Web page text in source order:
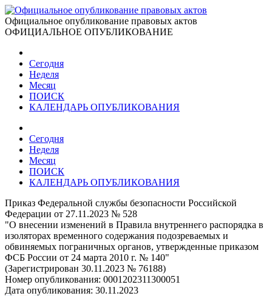
Официальное опубликование правовых актов
ОФИЦИАЛЬНОЕ ОПУБЛИКОВАНИЕ
Сегодня
Неделя
Месяц
ПОИСК
КАЛЕНДАРЬ ОПУБЛИКОВАНИЯ
Сегодня
Неделя
Месяц
ПОИСК
КАЛЕНДАРЬ ОПУБЛИКОВАНИЯ
Приказ Федеральной службы безопасности Российской
Федерации от 27.11.2023 № 528
"О внесении изменений в Правила внутреннего распорядка в
изоляторах временного содержания подозреваемых и
обвиняемых пограничных органов, утвержденные приказом
ФСБ России от 24 марта 2010 г. № 140"
(Зарегистрирован 30.11.2023 № 76188)
Номер опубликования: 0001202311300051
Дата опубликования: 30.11.2023